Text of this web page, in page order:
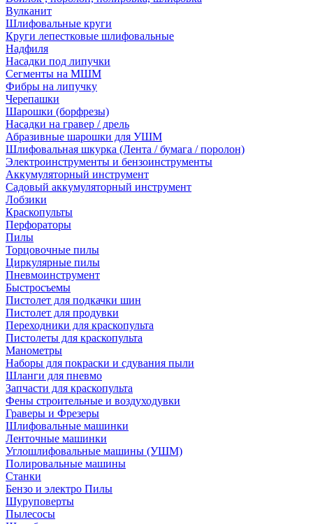
Вулканит
Шлифовальные круги
Круги лепестковые шлифовальные
Надфиля
Насадки под липучки
Сегменты на МШМ
Фибры на липучку
Черепашки
Шарошки (борфрезы)
Насадки на гравер / дрель
Абразивные шарошки для УШМ
Шлифовальная шкурка (Лента / бумага / поролон)
Электроинструменты и бензоинструменты
Аккумуляторный инструмент
Садовый аккумуляторный инструмент
Лобзики
Краскопульты
Перфораторы
Пилы
Торцовочные пилы
Циркулярные пилы
Пневмоинструмент
Быстросъемы
Пистолет для подкачки шин
Пистолет для продувки
Переходники для краскопульта
Пистолеты для краскопульта
Манометры
Наборы для покраски и сдувания пыли
Шланги для пневмо
Запчасти для краскопульта
Фены строительные и воздуходувки
Граверы и Фрезеры
Шлифовальные машинки
Ленточные машинки
Углошлифовальные машины (УШМ)
Полировальные машины
Станки
Бензо и электро Пилы
Шуруповерты
Пылесосы